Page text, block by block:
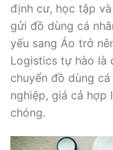
định cư, học tập
gửi đồ dùng cá
yếu sang Áo trở
Logistics tự hào là
chuyển đồ dùng
nghiệp, giá cả hợp
chóng.